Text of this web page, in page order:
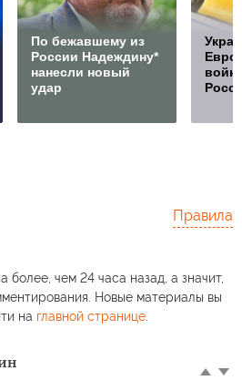
По бежавшему из
России Надеждину*
нанесли новый
удар
Правила
более, чем 24 часа назад, а значит,
Новые материалы вы
на главной странице.